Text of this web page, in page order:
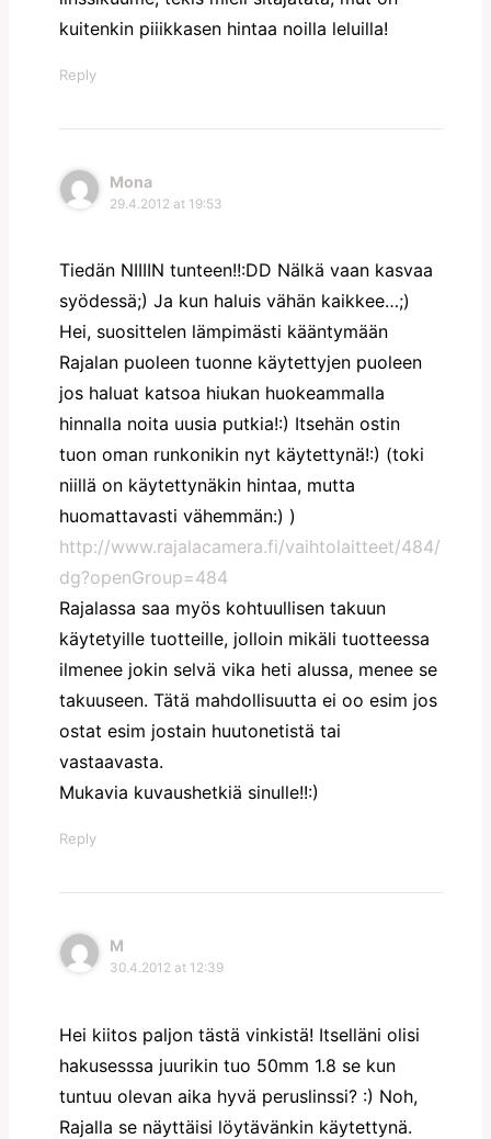
kuitenkin piiikkasen hintaa noilla leluilla!
Reply
Mona
29.4.2012 at 19:53
Tiedän NIIIIN tunteen!!:DD Nälkä vaan kasvaa
syödessä;) Ja kun haluis vähän kaikkee…;)
Hei, suosittelen lämpimästi kääntymään
Rajalan puoleen tuonne käytettyjen puoleen
jos haluat katsoa hiukan huokeammalla
hinnalla noita uusia putkia!:) Itsehän ostin
tuon oman runkonikin nyt käytettynä!:) (toki
niillä on käytettynäkin hintaa, mutta
huomattavasti vähemmän:) )
http://www.rajalacamera.fi/vaihtolaitteet/484/
dg?openGroup=484
Rajalassa saa myös kohtuullisen takuun
käytetyille tuotteille, jolloin mikäli tuotteessa
ilmenee jokin selvä vika heti alussa, menee se
takuuseen. Tätä mahdollisuutta ei oo esim jos
ostat esim jostain huutonetistä tai
vastaavasta.
Mukavia kuvaushetkiä sinulle!!:)
Reply
M
30.4.2012 at 12:39
Hei kiitos paljon tästä vinkistä! Itselläni olisi
hakusesssa juurikin tuo 50mm 1.8 se kun
tuntuu olevan aika hyvä peruslinssi? :) Noh,
Rajalla se näyttäisi löytävänkin käytettynä.